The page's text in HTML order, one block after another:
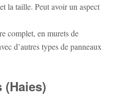
la taille. Peut avoir un aspect
complet, en murets de
d’autres types de panneaux
(Haies)